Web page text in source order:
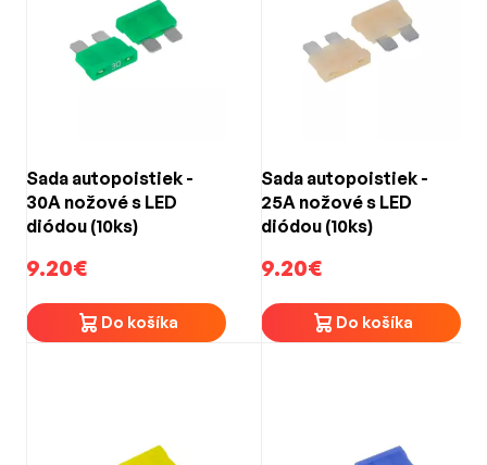
Sada autopoistiek -
30A nožové s LED
diódou (10ks)
9.20€
Do košíka
Sada autopoistiek -
25A nožové s LED
diódou (10ks)
9.20€
Do košíka